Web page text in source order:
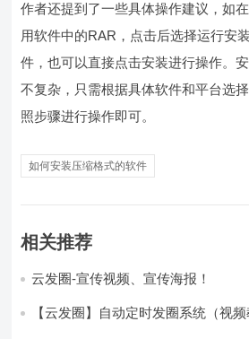
作者还提到了一些具体操作建议，如
用软件中的RAR，点击后选择运行安
件，也可以直接点击安装进行操作。
不复杂，只需根据具体软件和平台选
照步骤进行操作即可。
如何安装压缩格式的软件
相关推荐
云发圈-宣传视频、宣传海报！
【云发圈】自动定时发圈系统（视频